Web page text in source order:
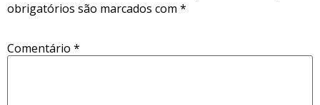
obrigatórios são marcados com *
Comentário *